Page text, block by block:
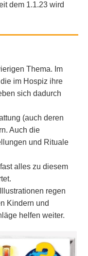
dem 1.1.23 wird
Thema. Im
im Hospiz ihre
sich dadurch
(auch deren
Auch die
und Rituale
alles zu diesem
regen
Kindern und
helfen weiter.